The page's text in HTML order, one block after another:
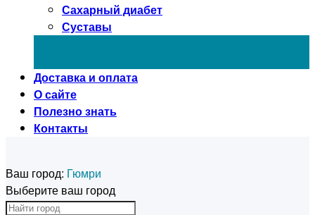
Сахарный диабет
Суставы
Доставка и оплата
О сайте
Полезно знать
Контакты
Ваш город: Гюмри
Выберите ваш город